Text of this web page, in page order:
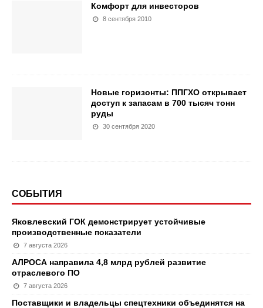
Комфорт для инвесторов
8 сентября 2010
Новые горизонты: ППГХО открывает
доступ к запасам в 700 тысяч тонн
руды
30 сентября 2020
СОБЫТИЯ
Яковлевский ГОК демонстрирует устойчивые
производственные показатели
7 августа 2026
АЛРОСА направила 4,8 млрд рублей развитие
отраслевого ПО
7 августа 2026
Поставщики и владельцы спецтехники объединятся на